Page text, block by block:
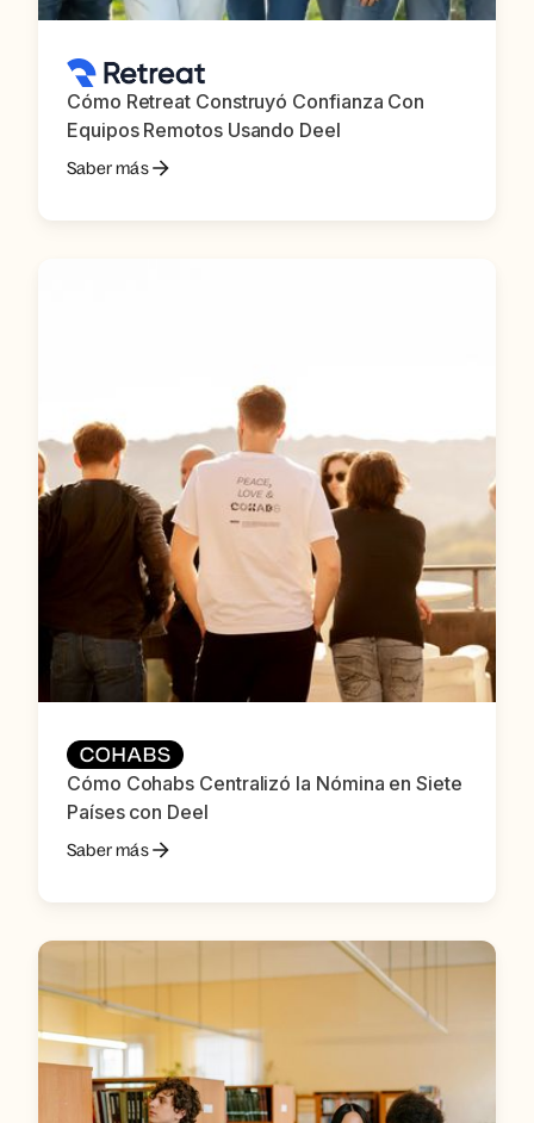
Cómo Retreat Construyó Confianza Con
Equipos Remotos Usando Deel
Saber más
Cómo Cohabs Centralizó la Nómina en Siete
Países con Deel
Saber más